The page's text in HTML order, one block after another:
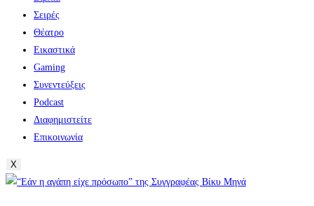
Σειρές
Θέατρο
Εικαστικά
Gaming
Συνεντεύξεις
Podcast
Διαφημιστείτε
Επικοινωνία
X